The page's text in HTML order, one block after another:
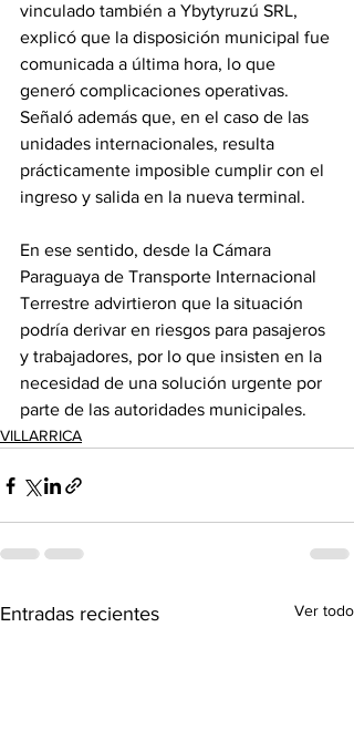
vinculado también a Ybytyruzú SRL,
explicó que la disposición municipal fue
comunicada a última hora, lo que
generó complicaciones operativas.
Señaló además que, en el caso de las
unidades internacionales, resulta
prácticamente imposible cumplir con el
ingreso y salida en la nueva terminal.
En ese sentido, desde la Cámara
Paraguaya de Transporte Internacional
Terrestre advirtieron que la situación
podría derivar en riesgos para pasajeros
y trabajadores, por lo que insisten en la
necesidad de una solución urgente por
parte de las autoridades municipales.
VILLARRICA
Entradas recientes Ver todo